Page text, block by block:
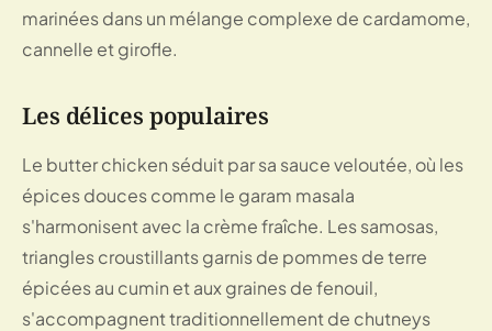
marinées dans un mélange complexe de cardamome,
cannelle et girofle.
Les délices populaires
Le butter chicken séduit par sa sauce veloutée, où les
épices douces comme le garam masala
s'harmonisent avec la crème fraîche. Les samosas,
triangles croustillants garnis de pommes de terre
épicées au cumin et aux graines de fenouil,
s'accompagnent traditionnellement de chutneys